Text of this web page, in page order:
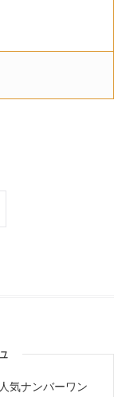
気ナンバーワン